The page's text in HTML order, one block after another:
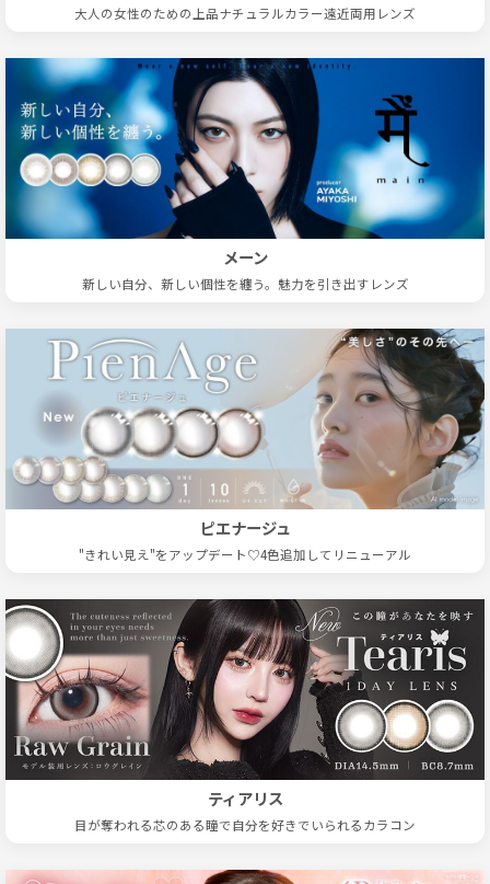
大人の女性のための上品ナチュラルカラー遠近両用レンズ
メーン
新しい自分、新しい個性を纏う。魅力を引き出すレンズ
ピエナージュ
"きれい見え"をアップデート♡4色追加してリニューアル
ティアリス
目が奪われる芯のある瞳で自分を好きでいられるカラコン